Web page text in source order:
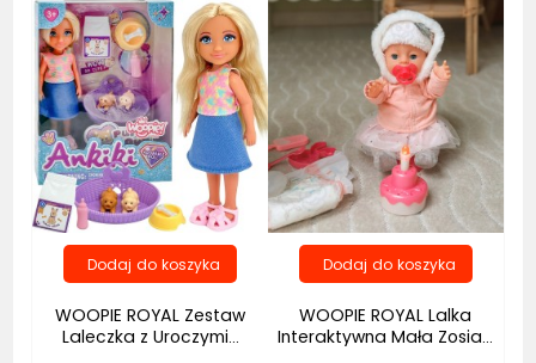
WOOPIE ROYAL Zestaw
Laleczka z Uroczymi...
WOOPIE ROYAL Lalka
Interaktywna Mała Zosia...